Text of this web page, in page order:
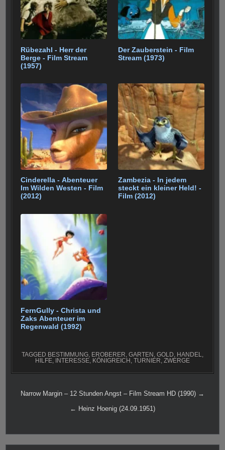
Rübezahl - Herr der
Berge - Film Stream
(1957)
Der Zauberstein - Film
Stream (1973)
Cinderella - Abenteuer
Im Wilden Westen - Film
(2012)
Zambezia - In jedem
steckt ein kleiner Held! -
Film (2012)
FernGully - Christa und
Zaks Abenteuer im
Regenwald (1992)
TAGGED BESTIMMUNG, EROBERER, GARTEN , GOLD, HANDEL,
HILFE, INTERESSE, KÖNIGREICH , TURNIER, ZWERGE
Beitragsnavigation
Narrow Margin – 12 Stunden Angst – Film Stream HD (1990) →
← Heinz Hoenig (24.09.1951)